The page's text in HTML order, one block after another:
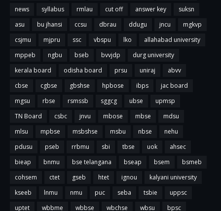
news
syllabus rmlau cut off answer key
suksn
asu
bu jhansi ccsu dbrau ddugu jncu
mgkvp
csjmu
mjpru ssc vbspu lko
allahabad university
mppeb
ngbu bseb bvvjdp
durg university
kerala board
odisha board prsu uniraj
abvv
cbse
cgbse gbshse hpbose ibps
jac board
mgsu
rbse rsmssb sggcg ubse
upmsp
TN Board
csbc jnvu mbose mbse
mdsu
mlsu
mpbse msbshse msbu nbse
nehu
pdusu
pseb rrbmu sbi tbse uok
ahsec
bieap
bnmu bse telangana bseap bsem
bsmeb
cohsem
ctet gseb htet ignou
kalyani university
kseeb
lnmu nmu puc seba tsbie
uppsc
uptet
wbbme wbbse wbchse wbsu
bpsc